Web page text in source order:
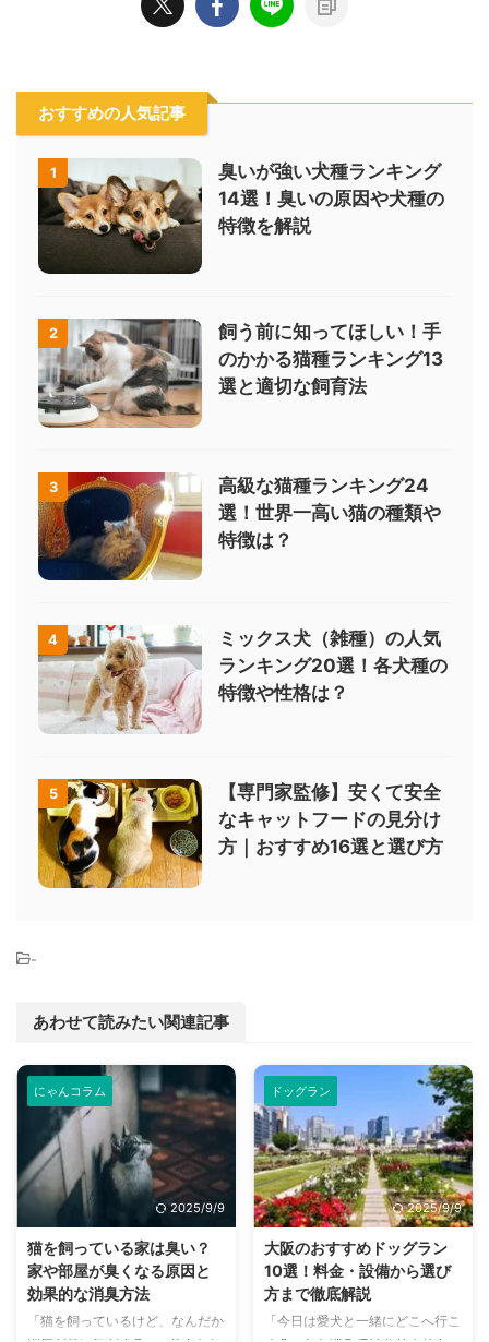
おすすめの人気記事
1
臭いが強い犬種ランキング
14選！臭いの原因や犬種の
特徴を解説
2
飼う前に知ってほしい！手
のかかる猫種ランキング13
選と適切な飼育法
3
高級な猫種ランキング24
選！世界一高い猫の種類や
特徴は？
4
ミックス犬（雑種）の人気
ランキング20選！各犬種の
特徴や性格は？
5
【専門家監修】安くて安全
なキャットフードの見分け
方｜おすすめ16選と選び方
-
あわせて読みたい関連記事
にゃんコラム
2025/9/9
猫を飼っている家は臭い？
家や部屋が臭くなる原因と
効果的な消臭方法
「猫を飼っているけど、なんだか
ドッグラン
2025/9/9
大阪のおすすめドッグラン
10選！料金・設備から選び
方まで徹底解説
「今日は愛犬と一緒にどこへ行こ